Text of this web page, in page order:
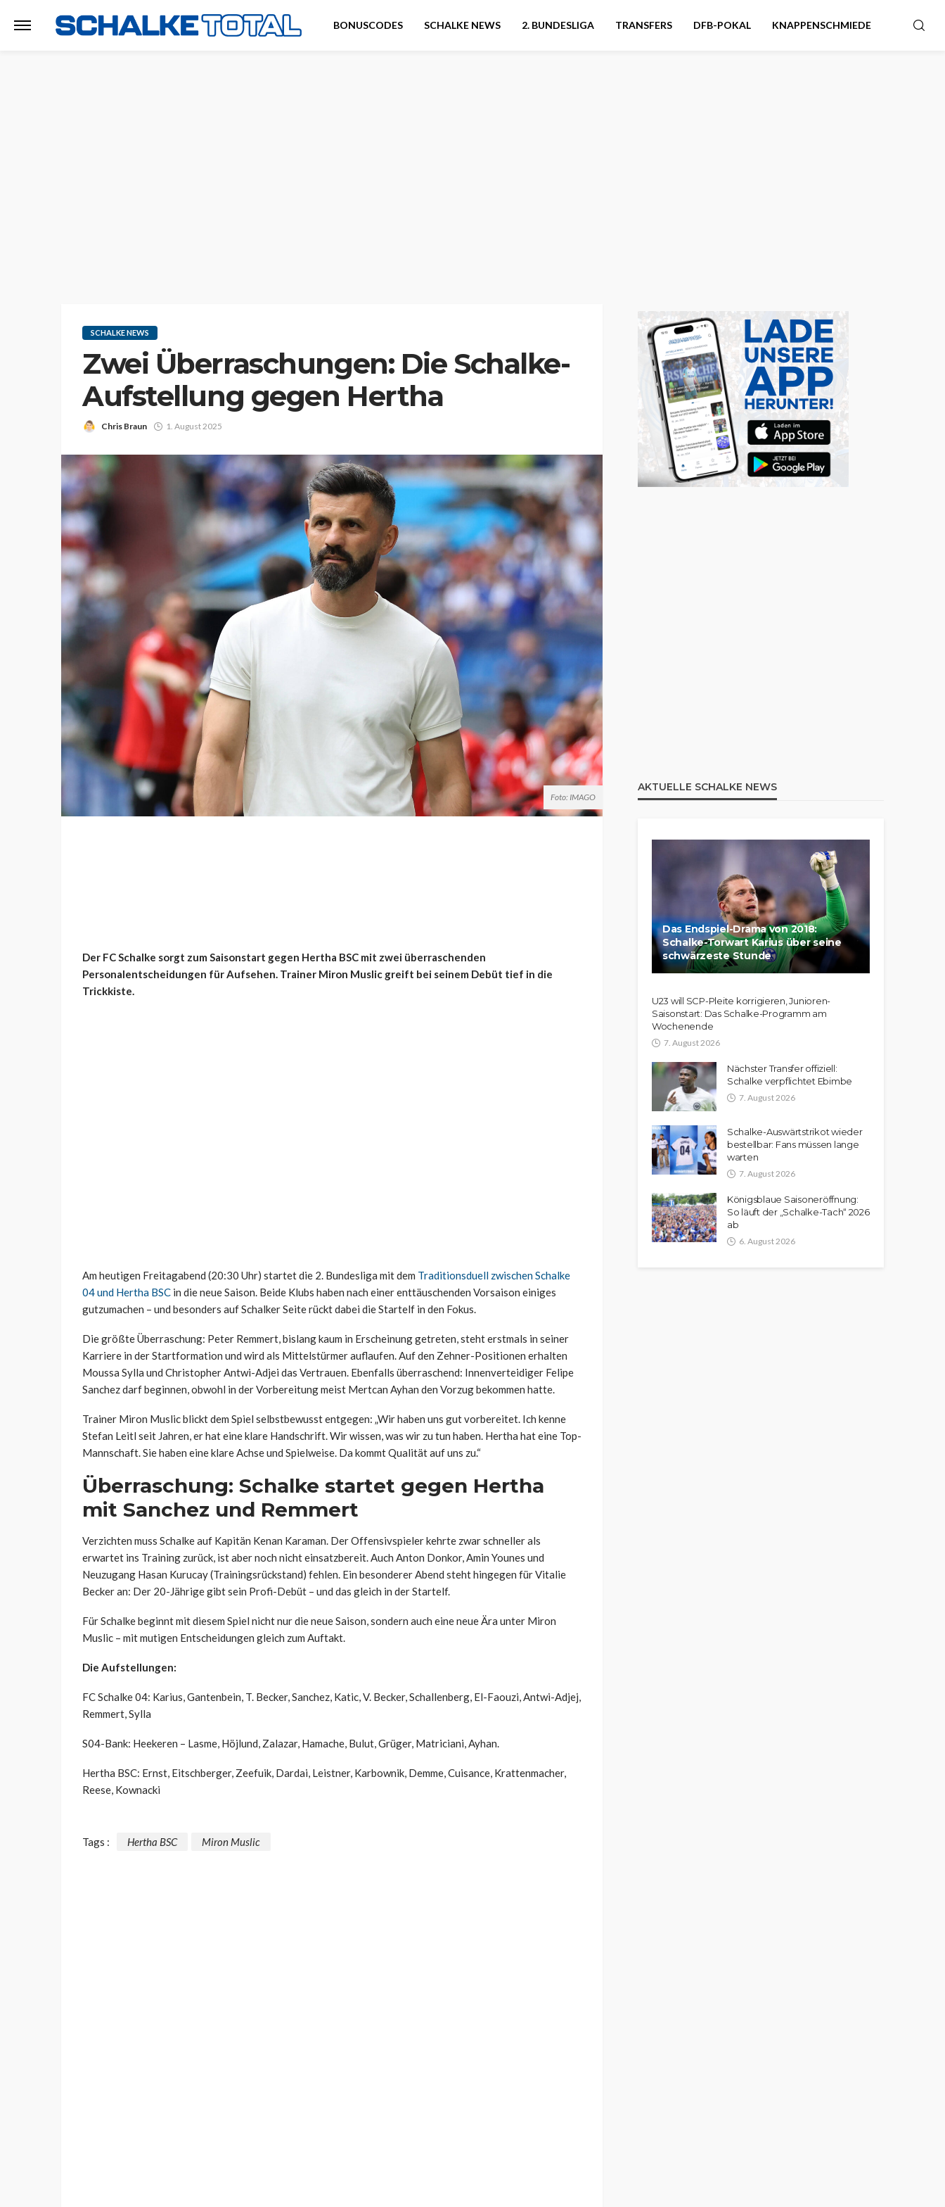
BONUSCODES SCHALKE NEWS 2. BUNDESLIGA TRANSFERS DFB-POKAL KNAPPENSCHMIEDE
SCHALKE NEWS
Zwei Überraschungen: Die Schalke-
Aufstellung gegen Hertha
Chris Braun 1. August 2025
Foto: IMAGO
Der FC Schalke sorgt zum Saisonstart gegen Hertha BSC mit zwei überraschenden
Personalentscheidungen für Aufsehen. Trainer Miron Muslic greift bei seinem Debüt tief in die
Trickkiste.
Am heutigen Freitagabend (20:30 Uhr) startet die 2. Bundesliga mit dem Traditionsduell zwischen Schalke
04 und Hertha BSC in die neue Saison. Beide Klubs haben nach einer enttäuschenden Vorsaison einiges
gutzumachen – und besonders auf Schalker Seite rückt dabei die Startelf in den Fokus.
Die größte Überraschung: Peter Remmert, bislang kaum in Erscheinung getreten, steht erstmals in seiner
Karriere in der Startformation und wird als Mittelstürmer auflaufen. Auf den Zehner-Positionen erhalten
Moussa Sylla und Christopher Antwi-Adjei das Vertrauen. Ebenfalls überraschend: Innenverteidiger Felipe
Sanchez darf beginnen, obwohl in der Vorbereitung meist Mertcan Ayhan den Vorzug bekommen hatte.
Trainer Miron Muslic blickt dem Spiel selbstbewusst entgegen: „Wir haben uns gut vorbereitet. Ich kenne
Stefan Leitl seit Jahren, er hat eine klare Handschrift. Wir wissen, was wir zu tun haben. Hertha hat eine Top-
Mannschaft. Sie haben eine klare Achse und Spielweise. Da kommt Qualität auf uns zu.“
Überraschung: Schalke startet gegen Hertha
mit Sanchez und Remmert
Verzichten muss Schalke auf Kapitän Kenan Karaman. Der Offensivspieler kehrte zwar schneller als
erwartet ins Training zurück, ist aber noch nicht einsatzbereit. Auch Anton Donkor, Amin Younes und
Neuzugang Hasan Kurucay (Trainingsrückstand) fehlen. Ein besonderer Abend steht hingegen für Vitalie
Becker an: Der 20-Jährige gibt sein Profi-Debüt – und das gleich in der Startelf.
Für Schalke beginnt mit diesem Spiel nicht nur die neue Saison, sondern auch eine neue Ära unter Miron
Muslic – mit mutigen Entscheidungen gleich zum Auftakt.
Die Aufstellungen:
FC Schalke 04: Karius, Gantenbein, T. Becker, Sanchez, Katic, V. Becker, Schallenberg, El-Faouzi, Antwi-Adjej,
Remmert, Sylla
S04-Bank: Heekeren – Lasme, Höjlund, Zalazar, Hamache, Bulut, Grüger, Matriciani, Ayhan.
Hertha BSC: Ernst, Eitschberger, Zeefuik, Dardai, Leistner, Karbownik, Demme, Cuisance, Krattenmacher,
Reese, Kownacki
Tags : Hertha BSC Miron Muslic
AKTUELLE SCHALKE NEWS
Das Endspiel-Drama von 2018:
Schalke-Torwart Karius über seine
schwärzeste Stunde
U23 will SCP-Pleite korrigieren, Junioren-
Saisonstart: Das Schalke-Programm am
Wochenende
7. August 2026
Nächster Transfer offiziell:
Schalke verpflichtet Ebimbe
7. August 2026
Schalke-Auswärtstrikot wieder
bestellbar: Fans müssen lange
warten
7. August 2026
Königsblaue Saisoneröffnung:
So läuft der „Schalke-Tach“ 2026
ab
6. August 2026